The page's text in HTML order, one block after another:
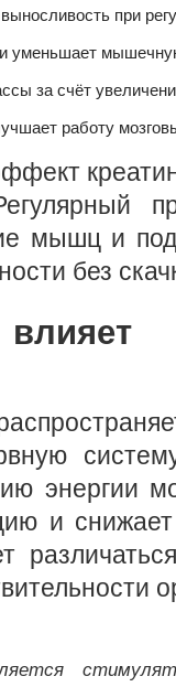
при
уменьшает
за счёт
работу
мышц и
без
энергии
и